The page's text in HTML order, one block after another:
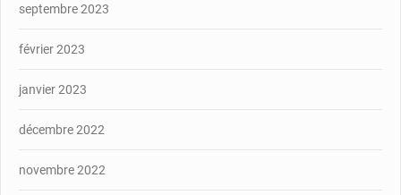
septembre 2023
février 2023
janvier 2023
décembre 2022
novembre 2022